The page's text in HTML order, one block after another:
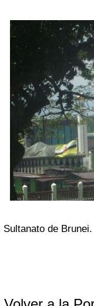
Sultanato de Brunei.